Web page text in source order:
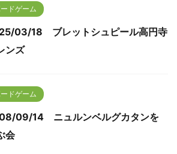
ドゲーム
03/18 ブレットシュピール高円寺
ンズ
ドゲーム
09/14 ニュルンベルグカタンを
会